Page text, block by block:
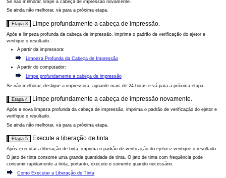
Se não melhorar, limpe acabeça de impressão novamente.
Se ainda não melhorar, vá para a próxima etapa.
Etapa 3 Limpe profundamente a cabeça de impressão.
Após a limpeza profunda dacabeça de impressão , imprima o padrão de verificação do ejetor e
verifique o resultado.
A partir daimpressora:
Limpeza Profunda da Cabeça de Impressão
A partir do computador:
Limpe profundamente a cabeça de impressão
Se não melhorar, desligue aimpressora , aguarde mais de 24 horas e vá para a próxima etapa.
Etapa 4 Limpe profundamente a cabeça de impressãonovamente.
Após a nova limpeza profunda dacabeça de impressão, imprima o padrão de verificação do ejetor e
verifique o resultado.
Se ainda não melhorar, vá para a próxima etapa.
Etapa 5 Execute a liberação de tinta.
Após executar a liberação de tinta, imprima o padrão de verificação do ejetor e verifique o resultado.
O jato de tinta consome uma grande quantidade de tinta. O jato de tinta com frequência pode
consumir rapidamente a tinta, portanto, execute-o somente quando necessário.
Como Executar a Liberação de Tinta